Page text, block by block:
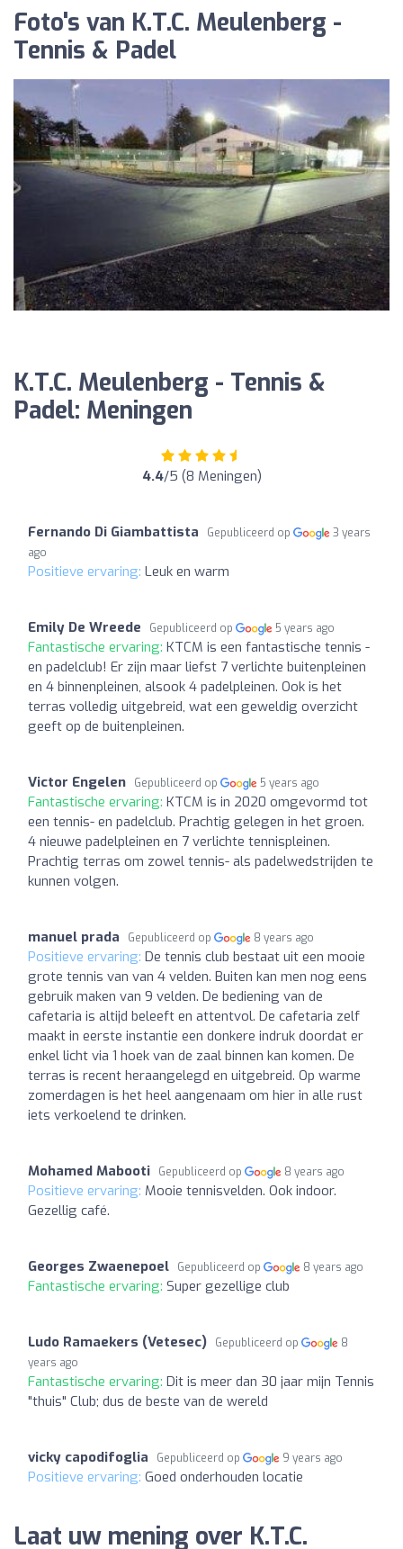
Foto's van K.T.C. Meulenberg -
Tennis & Padel
K.T.C. Meulenberg - Tennis &
Padel: Meningen
4.4/5 (8 Meningen)
Fernando Di Giambattista Gepubliceerd op
3 years
ago
Positieve ervaring: Leuk en warm
Emily De Wreede Gepubliceerd op 5 years ago
Fantastische ervaring: KTCM is een fantastische tennis -
en padelclub! Er zijn maar liefst 7 verlichte buitenpleinen
en 4 binnenpleinen, alsook 4 padelpleinen. Ook is het
terras volledig uitgebreid, wat een geweldig overzicht
geeft op de buitenpleinen.
Victor Engelen Gepubliceerd op 5 years ago
Fantastische ervaring: KTCM is in 2020 omgevormd tot
een tennis- en padelclub. Prachtig gelegen in het groen.
4 nieuwe padelpleinen en 7 verlichte tennispleinen.
Prachtig terras om zowel tennis- als padelwedstrijden te
kunnen volgen.
manuel prada Gepubliceerd op 8 years ago
Positieve ervaring: De tennis club bestaat uit een mooie
grote tennis van van 4 velden. Buiten kan men nog eens
gebruik maken van 9 velden. De bediening van de
cafetaria is altijd beleeft en attentvol. De cafetaria zelf
maakt in eerste instantie een donkere indruk doordat er
enkel licht via 1 hoek van de zaal binnen kan komen. De
terras is recent heraangelegd en uitgebreid. Op warme
zomerdagen is het heel aangenaam om hier in alle rust
iets verkoelend te drinken.
Mohamed Mabooti Gepubliceerd op 8 years ago
Positieve ervaring: Mooie tennisvelden. Ook indoor.
Gezellig café.
Georges Zwaenepoel Gepubliceerd op 8 years ago
Fantastische ervaring: Super gezellige club
Ludo Ramaekers (Vetesec) Gepubliceerd op
8
years ago
Fantastische ervaring: Dit is meer dan 30 jaar mijn Tennis
"thuis" Club; dus de beste van de wereld
vicky capodifoglia Gepubliceerd op 9 years ago
Positieve ervaring: Goed onderhouden locatie
Laat uw mening over K.T.C.